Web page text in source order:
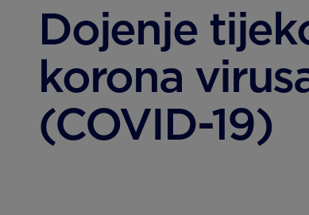
Dojenje
korona
(COVID-19)